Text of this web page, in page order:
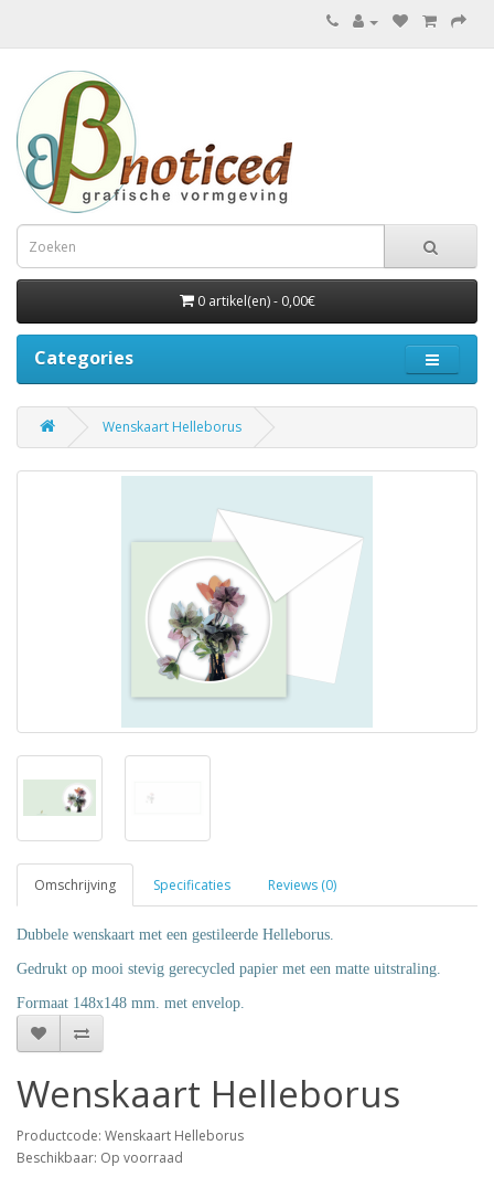
0 artikel(en) - 0,00€
Categories
Wenskaart Helleborus
Omschrijving Specificaties Reviews (0)
Dubbele wenskaart met een gestileerde Helleborus.
Gedrukt op mooi stevig gerecycled papier met een matte uitstraling.
Formaat 148x148 mm. met envelop.
Wenskaart Helleborus
Productcode: Wenskaart Helleborus
Beschikbaar: Op voorraad